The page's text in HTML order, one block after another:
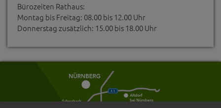
Bürozeiten Rathaus:
Montag bis Freitag: 08.00 bis 12.00 Uhr
Donnerstag zusätzlich: 15.00 bis 18.00 Uhr